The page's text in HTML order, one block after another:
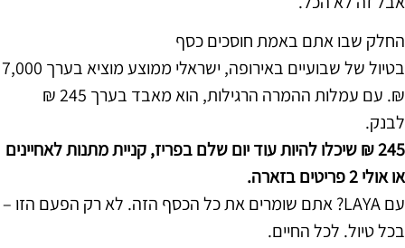
החלק שבו אתם באמת חוסכים כסף
בטיול של שבועיים באירופה, ישראלי ממוצע מוציא בערך 7,000
₪. עם עמלות ההמרה הרגילות, הוא מאבד בערך 245 ₪
לבנק.
245 ₪ שיכלו להיות עוד יום שלם בפריז, קניית מתנות לאחיינים
או אולי 2 פריטים בזארה.
עם LAYA? אתם שומרים את כל הכסף הזה. לא רק הפעם הזו –
בכל טיול. לכל החיים.